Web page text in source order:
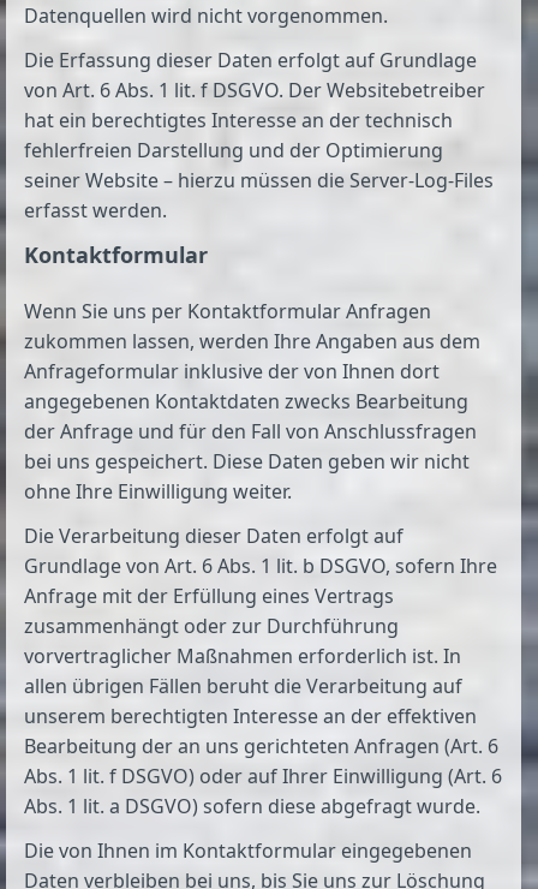
Datenquellen wird nicht vorgenommen.
Die Erfassung dieser Daten erfolgt auf Grundlage
von Art. 6 Abs. 1 lit. f DSGVO. Der Websitebetreiber
hat ein berechtigtes Interesse an der technisch
fehlerfreien Darstellung und der Optimierung
seiner Website – hierzu müssen die Server-Log-Files
erfasst werden.
Kontaktformular
Wenn Sie uns per Kontaktformular Anfragen
zukommen lassen, werden Ihre Angaben aus dem
Anfrageformular inklusive der von Ihnen dort
angegebenen Kontaktdaten zwecks Bearbeitung
der Anfrage und für den Fall von Anschlussfragen
bei uns gespeichert. Diese Daten geben wir nicht
ohne Ihre Einwilligung weiter.
Die Verarbeitung dieser Daten erfolgt auf
Grundlage von Art. 6 Abs. 1 lit. b DSGVO, sofern Ihre
Anfrage mit der Erfüllung eines Vertrags
zusammenhängt oder zur Durchführung
vorvertraglicher Maßnahmen erforderlich ist. In
allen übrigen Fällen beruht die Verarbeitung auf
unserem berechtigten Interesse an der effektiven
Bearbeitung der an uns gerichteten Anfragen (Art. 6
Abs. 1 lit. f DSGVO) oder auf Ihrer Einwilligung (Art. 6
Abs. 1 lit. a DSGVO) sofern diese abgefragt wurde.
Die von Ihnen im Kontaktformular eingegebenen
Daten verbleiben bei uns, bis Sie uns zur Löschung